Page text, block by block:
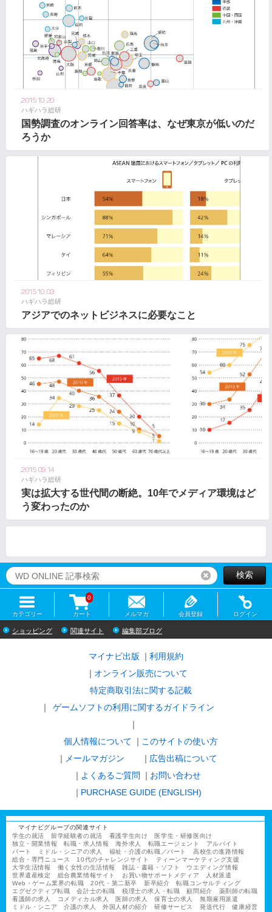
2015.10.20
ハギハラ総研
国勢調査のオンライン回答率は、なぜ東京が低いのだ
ろうか
2015.10.03
ハギハラ総研
アジアでのネットビジネスに必要なこと
2015.09.14
ハギハラ総研
実は拡大する世代間の断絶。10年でメディア環境はど
う変わったのか
リセット検索
カテゴリー カート
0
メルマガ 会員登録 ログイン
ショッピング 関連サイト 編集部ブログ
マイナビ出版
利用規約
オンライン販売について
特定商取引法に関する記載
ゲームソフトの利用に関するガイドライン
｜
個人情報について
このサイトの使い方
メールマガジン
広告出稿について
よくあるご質問
お問い合わせ
PURCHASE GUIDE (ENGLISH)
マイナビグループの関連サイト
学生の就活
留学経験者の就活 看護学生向け
医学生・研修医向け
独立・開業情報
転職・求人情報 海外求人 転職エージェント
アルバイト
パート
ミドル・シニアの求人 福祉・介護の転職／パート
高校生の進路情報
総合・専門ニュース
10代のチャレンジサイト
ティーンマーケティング支援
大学生活情報
働く女性の生活情報 雑誌・書籍・ソフト
ウエディング情報
世界遺産検定
総合農業情報サイト お買い物サポートメディア
人材派遣
Web・ゲーム業界の転職
20代・第二新卒 新卒紹介
転職コンサルティング
エグゼクティブ転職
会計士の転職 税理士の求人・転職 顧問紹介
薬剤師の転職
看護師の求人
コメディカル求人 医師の求人 保育士の求人
無期雇用派遣
ミドル・シニア
介護の求人 外国人材の紹介 研修サービス 発送代行
健康経営